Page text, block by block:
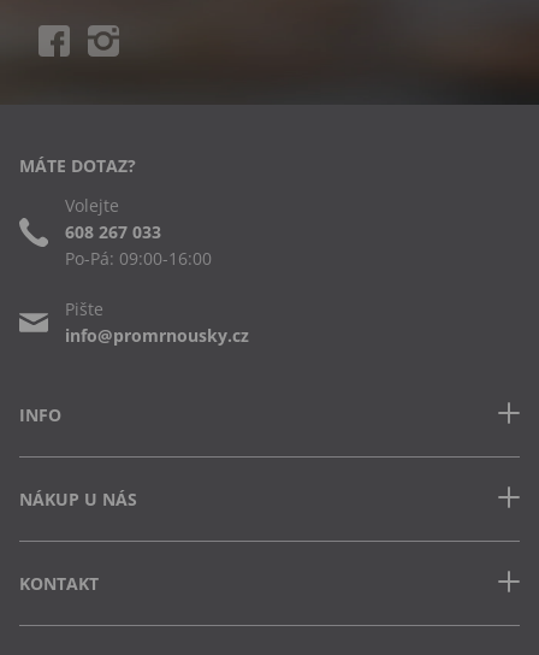
INFO
Často kladené dotazy
Obchodní podmínky
Ochrana osobních údajů
NÁKUP U NÁS
Jak uplatnit slevový kód
Vrácení zboží a výměna
KONTAKT
MÁTE DOTAZ?
Volejte
608 267 033
Po-Pá: 09:00-16:00
Pište
info@promrnousky.cz